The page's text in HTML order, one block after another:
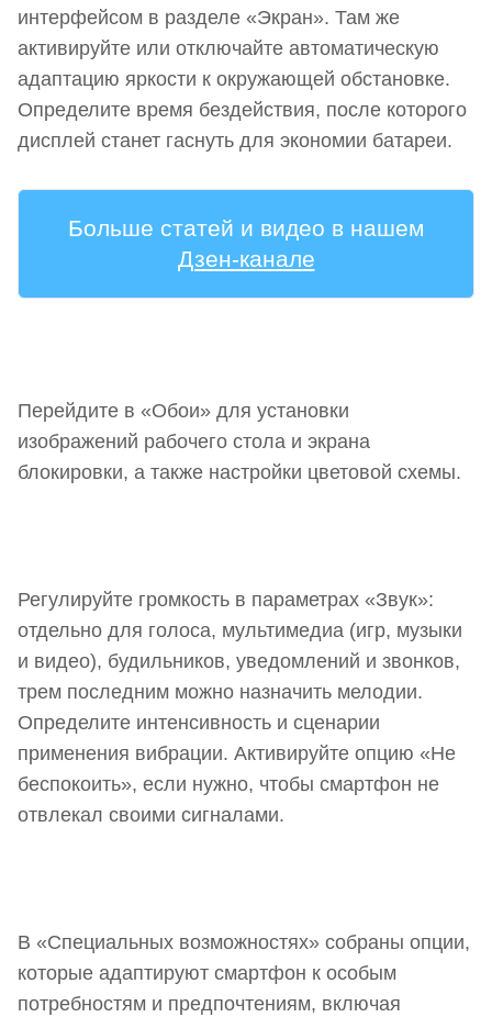
интерфейсом в разделе «Экран». Там же
активируйте или отключайте автоматическую
адаптацию яркости к окружающей обстановке.
Определите время бездействия, после которого
дисплей станет гаснуть для экономии батареи.
Больше статей и видео в нашем
Дзен-канале
Перейдите в «Обои» для установки
изображений рабочего стола и экрана
блокировки, а также настройки цветовой схемы.
Регулируйте громкость в параметрах «Звук»:
отдельно для голоса, мультимедиа (игр, музыки
и видео), будильников, уведомлений и звонков,
трем последним можно назначить мелодии.
Определите интенсивность и сценарии
применения вибрации. Активируйте опцию «Не
беспокоить», если нужно, чтобы смартфон не
отвлекал своими сигналами.
В «Специальных возможностях» собраны опции,
которые адаптируют смартфон к особым
потребностям и предпочтениям, включая